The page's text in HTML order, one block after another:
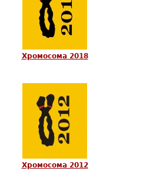
Хромосома 2018
Хромосома 2012